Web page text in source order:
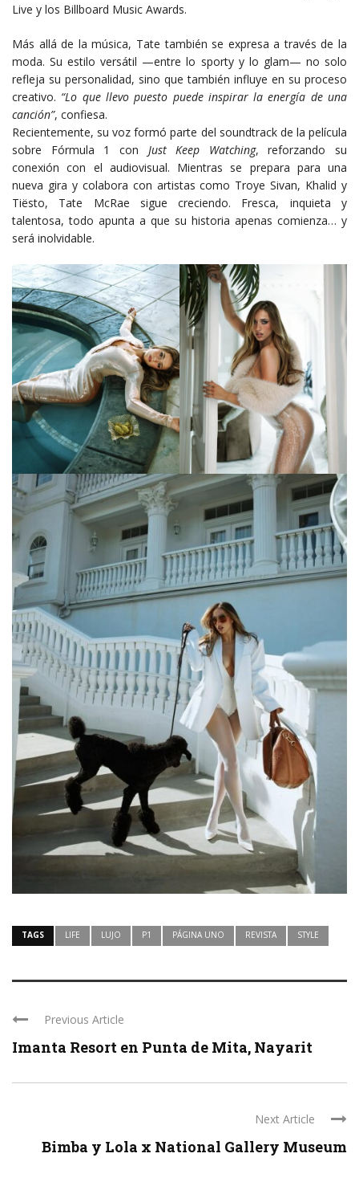
Live y los Billboard Music Awards.
Más allá de la música, Tate también se expresa a través de la
moda. Su estilo versátil —entre lo sporty y lo glam— no solo
refleja su personalidad, sino que también influye en su proceso
creativo. “Lo que llevo puesto puede inspirar la energía de una
canción”, confiesa.
Recientemente, su voz formó parte del soundtrack de la película
sobre Fórmula 1 con Just Keep Watching, reforzando su
conexión con el audiovisual. Mientras se prepara para una
nueva gira y colabora con artistas como Troye Sivan, Khalid y
Tiësto, Tate McRae sigue creciendo. Fresca, inquieta y
talentosa, todo apunta a que su historia apenas comienza… y
será inolvidable.
TAGS LIFE LUJO P1 PÁGINA UNO REVISTA STYLE
Previous Article
Imanta Resort en Punta de Mita, Nayarit
Next Article
Bimba y Lola x National Gallery Museum